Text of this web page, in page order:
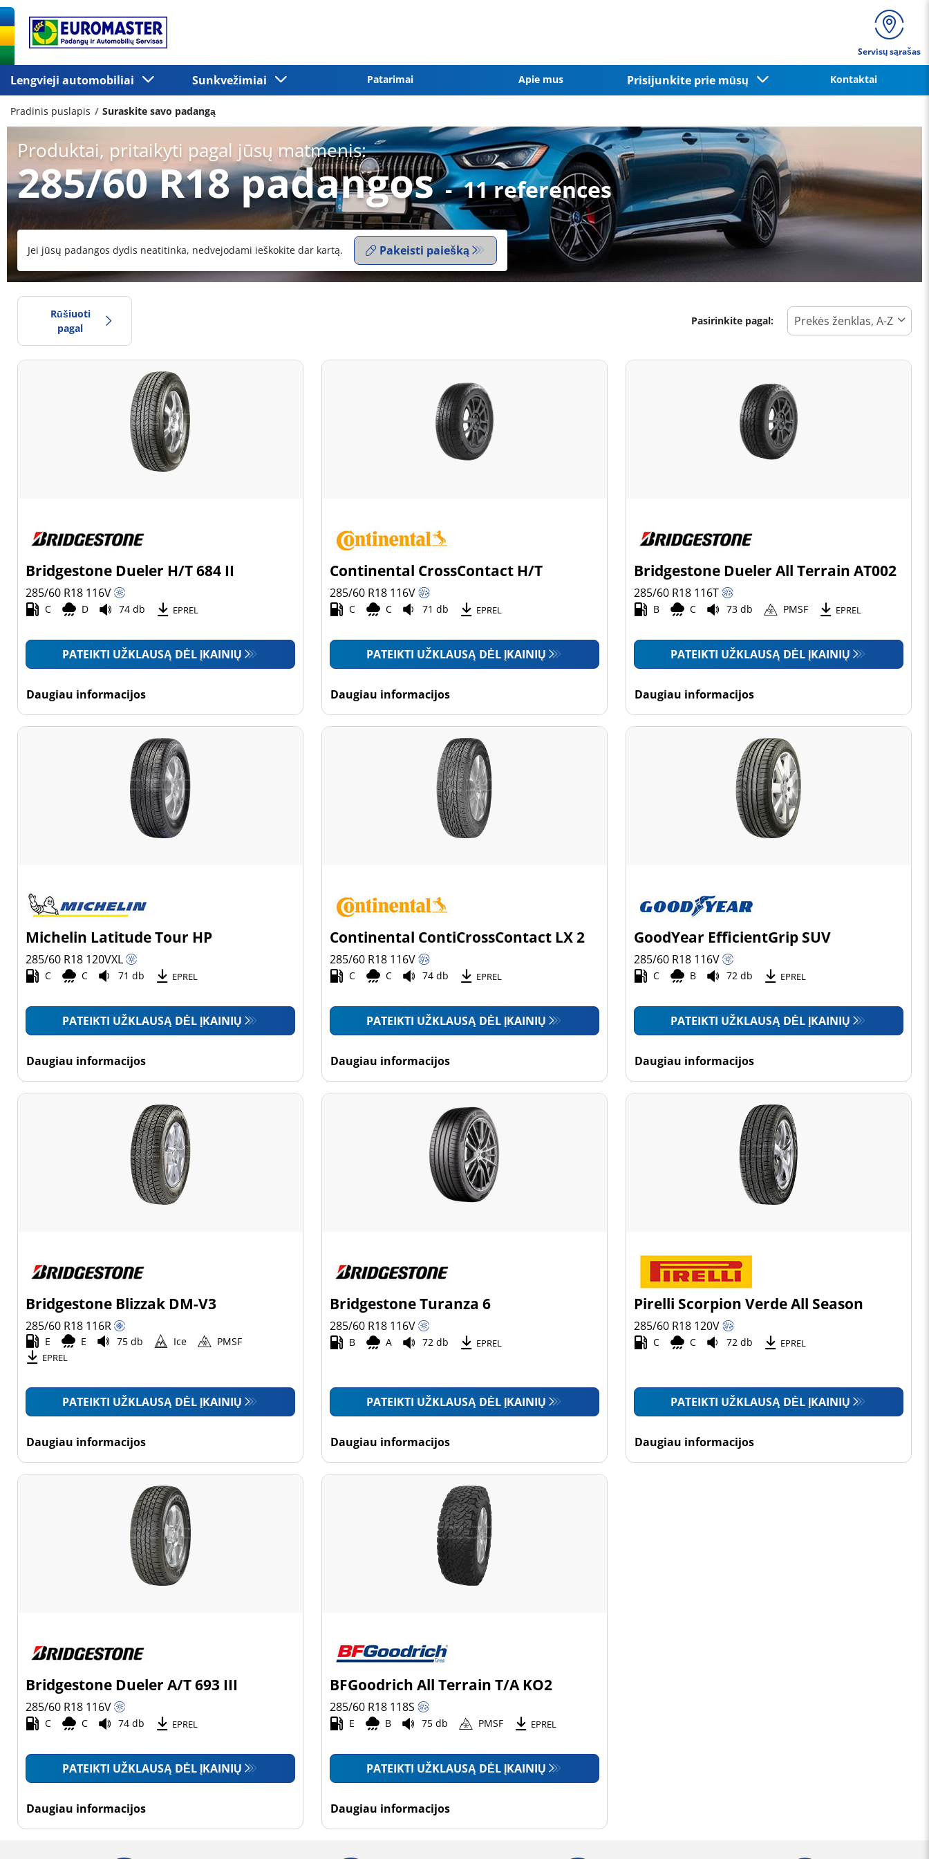
Servisų sąrašas
Lengvieji automobiliai Sunkvežimiai Patarimai Apie mus Prisijunkite prie mūsų Kontaktai
Pradinis puslapis Suraskite savo padangą
Produktai, pritaikyti pagal jūsų matmenis:
285/60 R18 padangos - 11 references
Jei jūsų padangos dydis neatitinka, nedvejodami ieškokite dar kartą. Pakeisti paiešką
Rūšiuoti
pagal
Lengvasis
automobilis (2)
Visureigis (9)
Mažas sunkvežimis
(0)
Padanga sustiprintomis
sustiprintomis
Daugiau
parinkčių
Pasirinkite pagal:
Bridgestone Dueler H/T 684 II
285/60 R18 116V
C D 74 db EPREL
PATEIKTI UŽKLAUSĄ DĖL ĮKAINIŲ
Daugiau informacijos
Continental CrossContact H/T
285/60 R18 116V
C C 71 db EPREL
PATEIKTI UŽKLAUSĄ DĖL ĮKAINIŲ
Daugiau informacijos
Bridgestone Dueler All Terrain AT002
285/60 R18 116T
B C 73 db PMSF EPREL
PATEIKTI UŽKLAUSĄ DĖL ĮKAINIŲ
Daugiau informacijos
Michelin Latitude Tour HP
285/60 R18 120VXL
C C 71 db EPREL
PATEIKTI UŽKLAUSĄ DĖL ĮKAINIŲ
Daugiau informacijos
Continental ContiCrossContact LX 2
285/60 R18 116V
C C 74 db EPREL
PATEIKTI UŽKLAUSĄ DĖL ĮKAINIŲ
Daugiau informacijos
GoodYear EfficientGrip SUV
285/60 R18 116V
C B 72 db EPREL
PATEIKTI UŽKLAUSĄ DĖL ĮKAINIŲ
Daugiau informacijos
Bridgestone Blizzak DM-V3
285/60 R18 116R
E E 75 db Ice PMSF
EPREL
PATEIKTI UŽKLAUSĄ DĖL ĮKAINIŲ
Daugiau informacijos
Bridgestone Turanza 6
285/60 R18 116V
B A 72 db EPREL
PATEIKTI UŽKLAUSĄ DĖL ĮKAINIŲ
Daugiau informacijos
Pirelli Scorpion Verde All Season
285/60 R18 120V
C C 72 db EPREL
PATEIKTI UŽKLAUSĄ DĖL ĮKAINIŲ
Daugiau informacijos
Bridgestone Dueler A/T 693 III
285/60 R18 116V
C C 74 db EPREL
PATEIKTI UŽKLAUSĄ DĖL ĮKAINIŲ
Daugiau informacijos
BFGoodrich All Terrain T/A KO2
285/60 R18 118S
E B 75 db PMSF EPREL
PATEIKTI UŽKLAUSĄ DĖL ĮKAINIŲ
Daugiau informacijos